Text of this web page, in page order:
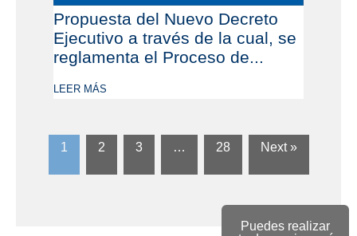
Puedes realizar
Propuesta del Nuevo Decreto
Ejecutivo a través de la cual, se
reglamenta el Proceso de...
LEER MÁS
1 2 3 … 28 Next »